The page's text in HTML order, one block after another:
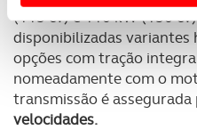
personalizar conteúdos e
funcionalidades de redes
analisar dados de
Adicionalmente partilhamos
(115 cv) e 110 kW (150
disponibilizadas variantes
opções com tração
nomeadamente com o
transmissão é
velocidades.